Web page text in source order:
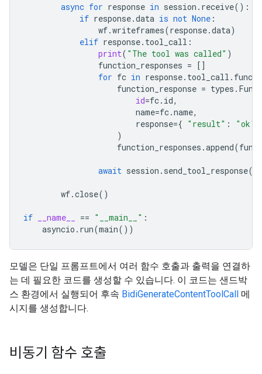
async for response in session . receive():
if response.data is not None :
wf.writeframes(response.data)
elif response. tool_call :
print( "The tool was called" )
function_responses = []
for fc in response. tool_call .
function_response = types .
id=fc. id,
name=fc.name,
response={ "result" : "ok"
)
function_responses .append(
await session . send_tool_response(
wf.close()
if __name__ == "__main__" :
asyncio . run(main())
모델은 단일 프롬프트에서 여러 함수 호출과 출력을 연결하
는 데 필요한 코드를 생성할 수 있습니다. 이 코드는 샌드박
스 환경에서 실행되어 후속 BidiGenerateContentToolCall 메
시지를 생성합니다.
비동기 함수 호출